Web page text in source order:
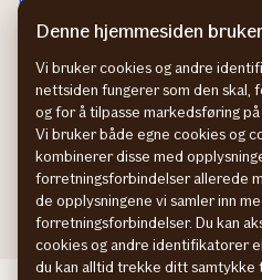
If helps a lot report
Jobbe i If
Din karriere hos If
Studenter og nyutdannede
Ledige stillinger
Denne hjemmesiden
Vi bruker cookies og andre
nettsiden fungerer som den skal,
og for å tilpasse markedsføring
Vi bruker både egne cookies og
kombinerer disse med
forretningsforbindelser allerede
de opplysningene vi samler inn
forretningsforbindelser. Du kan
cookies og andre identifikatorer
du kan alltid trekke ditt samtykke